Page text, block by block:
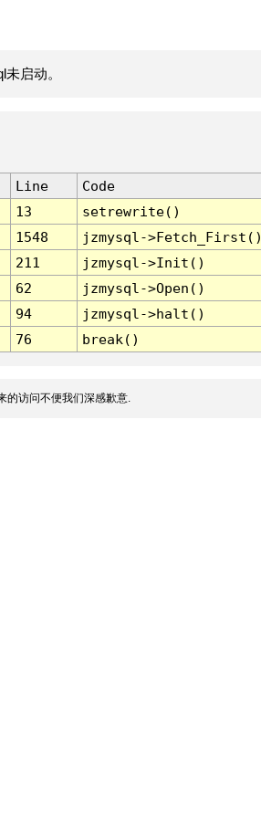
启动。
Line
Code
13
setrewrite()
1548
jzmysql-
211
jzmysql->Init()
62
jzmysql->Open()
94
jzmysql->halt()
76 break()
的访问不便我们深感歉意.